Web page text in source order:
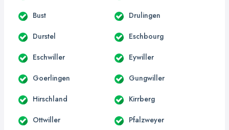
Bust Drulingen
Durstel Eschbourg
Eschwiller Eywiller
Goerlingen Gungwiller
Hirschland Kirrberg
Ottwiller Pfalzweyer